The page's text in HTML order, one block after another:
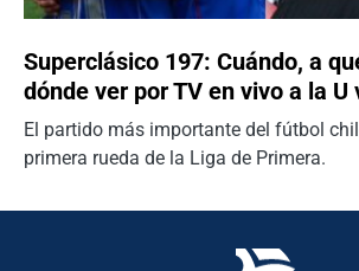
Superclásico 197: Cuándo, a
dónde ver por TV en vivo a la U
El partido más importante del fútbol
primera rueda de la Liga de Primera.